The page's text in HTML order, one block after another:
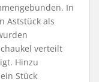
In
Aststück als
verteilt
Hinzu
Stück